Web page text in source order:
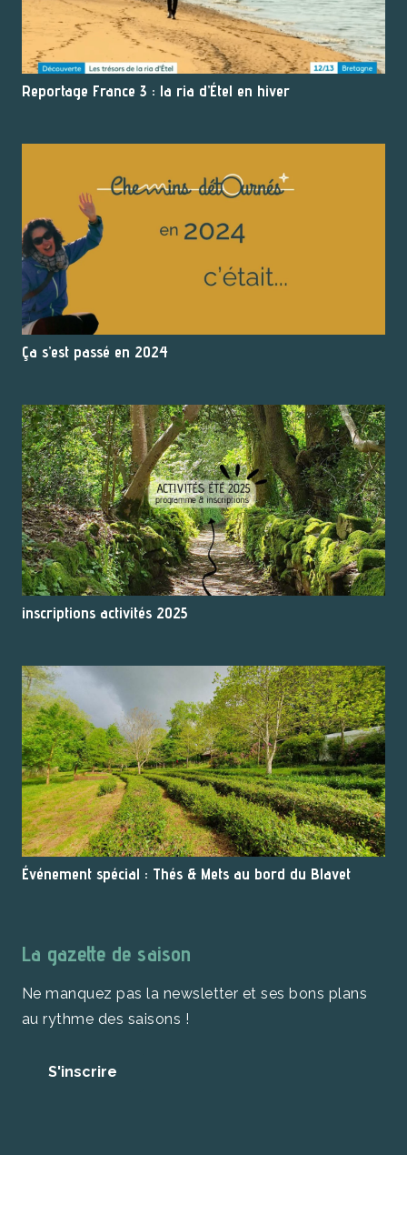
Reportage France 3 : la ria d’Étel en hiver
Ça s’est passé en 2024
inscriptions activités 2025
Événement spécial : Thés & Mets au bord du Blavet
La gazette de saison
Ne manquez pas la newsletter et ses bons plans
au rythme des saisons !
S'inscrire